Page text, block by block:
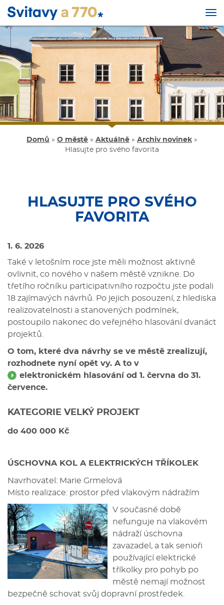
k
hlavnímu
obsahu
Domů » O městě » Aktuálně » Archiv novinek »
Hlasujte pro svého favorita
HLASUJTE PRO SVÉHO
FAVORITA
1. 6. 2026
Také v letošním roce jste měli možnost aktivně
ovlivnit, co nového v našem městě vznikne. Do
třetího ročníku participativního rozpočtu jste podali
18 zajímavých návrhů. Po jejich posouzení, z hlediska
realizovatelnosti a stanovených podmínek,
postoupilo nakonec do veřejného hlasování dvanáct
projektů.
O tom, které dva návrhy se ve městě zrealizují,
rozhodnete nyní opět vy. A to v
elektronickém hlasování od 1. června do 31.
července.
KATEGORIE VELKÝ PROJEKT
do 400 000 Kč
ÚSCHOVNA KOL A ELEKTRICKÝCH TŘÍKOLEK
Navrhovatel: Marie Grmelová
Místo realizace: prostor před vlakovým nádražím
V současné době
nefunguje na vlakovém
nádraží úschovna
zavazadel, a tak senioři
používající elektrické
tříkolky pro pohyb po
městě nemají možnost
bezpečně schovat svůj dopravní prostředek.